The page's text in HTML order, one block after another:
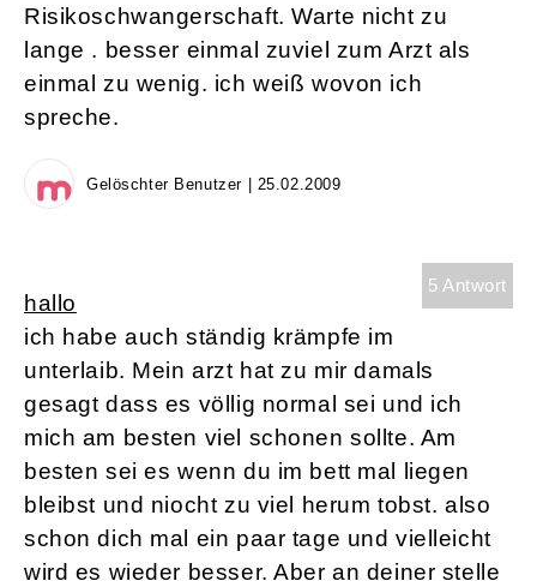
Risikoschwangerschaft. Warte nicht zu
lange . besser einmal zuviel zum Arzt als
einmal zu wenig. ich weiß wovon ich
spreche.
Gelöschter Benutzer | 25.02.2009
5 Antwort
hallo
ich habe auch ständig krämpfe im
unterlaib. Mein arzt hat zu mir damals
gesagt dass es völlig normal sei und ich
mich am besten viel schonen sollte. Am
besten sei es wenn du im bett mal liegen
bleibst und niocht zu viel herum tobst. also
schon dich mal ein paar tage und vielleicht
wird es wieder besser. Aber an deiner stelle